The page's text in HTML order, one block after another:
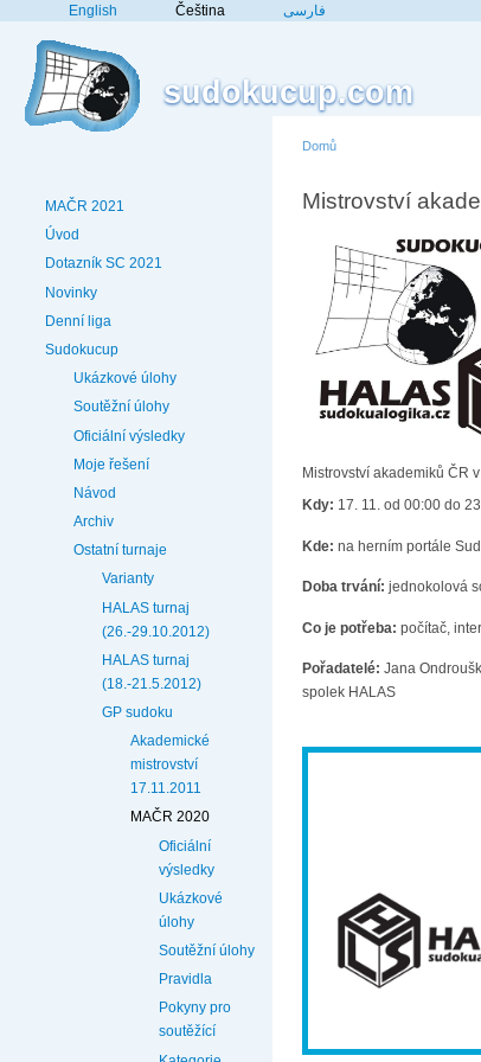
English Čeština فارسی
sudokucup.com
MAČR 2021
Úvod
Dotazník SC 2021
Novinky
Denní liga
Sudokucup
Ukázkové úlohy
Soutěžní úlohy
Oficiální výsledky
Moje řešení
Návod
Archiv
Ostatní turnaje
Varianty
HALAS turnaj
(26.-29.10.2012)
HALAS turnaj
(18.-21.5.2012)
GP sudoku
Akademické
mistrovství
17.11.2011
MAČR 2020
Oficiální
výsledky
Ukázkové
úlohy
Soutěžní úlohy
Pravidla
Pokyny pro
soutěžící
Domů
Mistrovství
Mistrovství akademiků ČR
Kdy: 17. 11. od 00:00 do
Kde: na herním portále
Doba trvání: jednokolová
Co je potřeba: počítač,
Pořadatelé: Jana
spolek HALAS